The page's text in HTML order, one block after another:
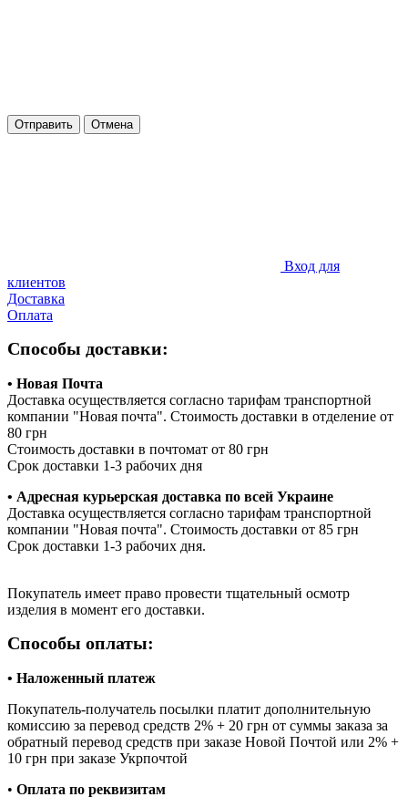
Отправить Отмена
Вход для
клиентов
Доставка
Оплата
Способы доставки:
• Новая Почта
Доставка осуществляется согласно тарифам транспортной
компании "Новая почта". Стоимость доставки в отделение от
80 грн
Стоимость доставки в почтомат от 80 грн
Срок доставки 1-3 рабочих дня
• Адресная курьерская доставка по всей Украине
Доставка осуществляется согласно тарифам транспортной
компании "Новая почта". Стоимость доставки от 85 грн
Срок доставки 1-3 рабочих дня.
Покупатель имеет право провести тщательный осмотр
изделия в момент его доставки.
Способы оплаты:
• Наложенный платеж
Покупатель-получатель посылки платит дополнительную
комиссию за перевод средств 2% + 20 грн от суммы заказа за
обратный перевод средств при заказе Новой Почтой или 2% +
10 грн при заказе Укрпочтой
• Оплата по реквизитам